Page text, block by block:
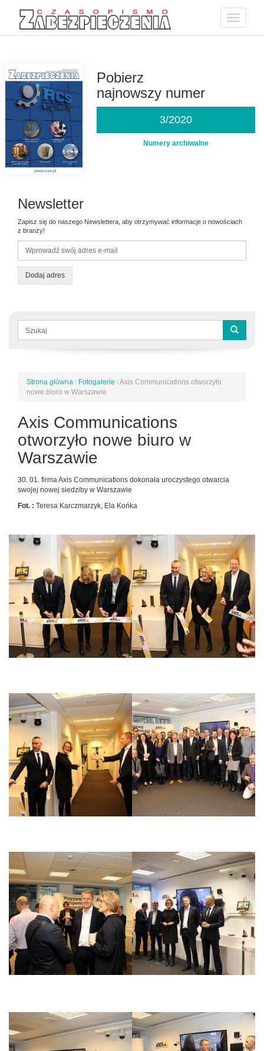
Toggle
Pobierz
najnowszy numer
3/2020
Numery archiwalne
Newsletter
Zapisz się do naszego Newslettera, aby otrzymywać informacje o nowościach
z branży!
Dodaj adres
Formularz
wyszukiwania
Jesteś
tutaj
Strona główna / Fotogalerie /Axis Communications otworzyło
nowe biuro w Warszawie
Axis Communications
otworzyło nowe biuro w
Warszawie
30. 01. firma Axis Communications dokonała uroczystego otwarcia
swojej nowej siedziby w Warszawie
Fot. : Teresa Karczmarzyk, Ela Końka